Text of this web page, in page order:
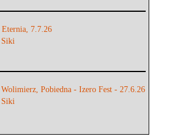
7.7.26
Siki
Pobiedna - Izero Fest - 27.6.26
Siki